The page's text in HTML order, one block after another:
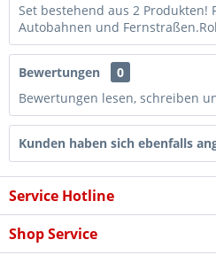
Set bestehend aus 2 Produkten!
Autobahnen und
Bewertungen
0
Bewertungen lesen, schreiben
Kunden haben sich ebenfalls
Service Hotline
Shop Service